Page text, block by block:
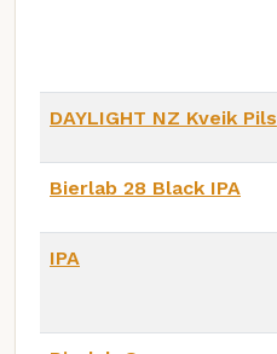
DAYLIGHT NZ Kveik Pils
Bierlab 28 Black IPA
IPA